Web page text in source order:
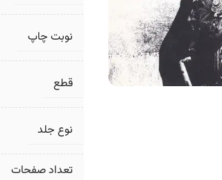
نوبت چاپ
قطع
نوع جلد
تعداد صفحات